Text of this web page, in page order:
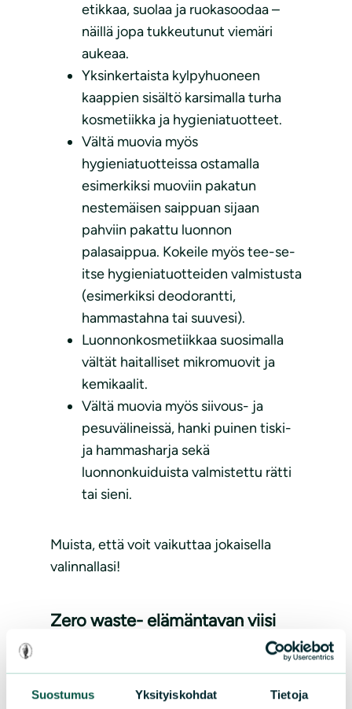
Suostumus Yksityiskohdat Tietoja
etikkaa, suolaa ja ruokasoodaa –
näillä jopa tukkeutunut viemäri
aukeaa.
Yksinkertaista kylpyhuoneen
kaappien sisältö karsimalla turha
kosmetiikka ja hygieniatuotteet.
Vältä muovia myös
hygieniatuotteissa ostamalla
esimerkiksi muoviin pakatun
nestemäisen saippuan sijaan
pahviin pakattu luonnon
palasaippua. Kokeile myös tee-se-
itse hygieniatuotteiden valmistusta
(esimerkiksi deodorantti,
hammastahna tai suuvesi).
Luonnonkosmetiikkaa suosimalla
vältät haitalliset mikromuovit ja
kemikaalit.
Vältä muovia myös siivous- ja
pesuvälineissä, hanki puinen tiski-
ja hammasharja sekä
luonnonkuiduista valmistettu rätti
tai sieni.
Muista, että voit vaikuttaa jokaisella
valinnallasi!
Zero waste- elämäntavan viisi
Kanna mukana